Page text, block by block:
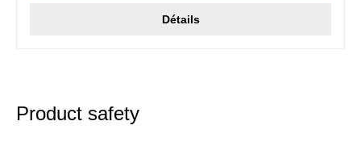
Détails
Product safety